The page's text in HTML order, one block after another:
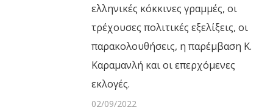
ελληνικές κόκκινες γραμμές, οι
τρέχουσες πολιτικές εξελίξεις, οι
παρακολουθήσεις, η παρέμβαση Κ.
Καραμανλή και οι επερχόμενες
εκλογές.
02/09/2022